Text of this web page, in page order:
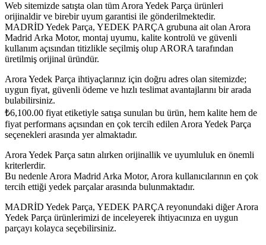
Web sitemizde satışta olan tüm Arora Yedek Parça ürünleri
orijinaldir ve birebir uyum garantisi ile gönderilmektedir.
MADRİD Yedek Parça, YEDEK PARÇA grubuna ait olan Arora
Madrid Arka Motor, montaj uyumu, kalite kontrolü ve güvenli
kullanım açısından titizlikle seçilmiş olup ARORA tarafından
üretilmiş orijinal üründür.
Arora Yedek Parça ihtiyaçlarınız için doğru adres olan sitemizde;
uygun fiyat, güvenli ödeme ve hızlı teslimat avantajlarını bir arada
bulabilirsiniz.
₺6,100.00 fiyat etiketiyle satışa sunulan bu ürün, hem kalite hem de
fiyat performans açısından en çok tercih edilen Arora Yedek Parça
seçenekleri arasında yer almaktadır.
Arora Yedek Parça satın alırken orijinallik ve uyumluluk en önemli
kriterlerdir.
Bu nedenle Arora Madrid Arka Motor, Arora kullanıcılarının en çok
tercih ettiği yedek parçalar arasında bulunmaktadır.
MADRİD Yedek Parça, YEDEK PARÇA reyonundaki diğer Arora
Yedek Parça ürünlerimizi de inceleyerek ihtiyacınıza en uygun
parçayı kolayca seçebilirsiniz.